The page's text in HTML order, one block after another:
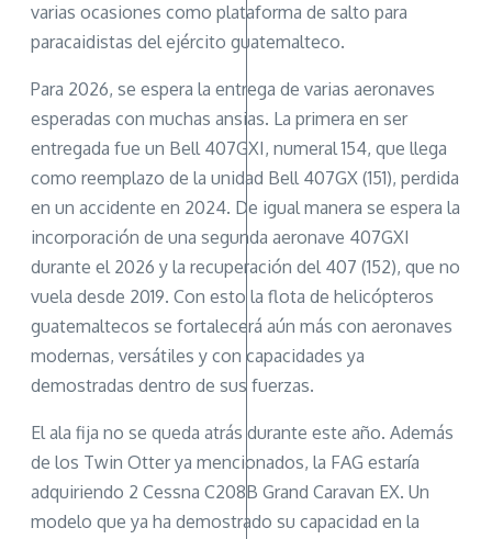
varias ocasiones como plataforma de salto para
paracaidistas del ejército guatemalteco.
Para 2026, se espera la entrega de varias aeronaves
esperadas con muchas ansias. La primera en ser
entregada fue un Bell 407GXI, numeral 154, que llega
como reemplazo de la unidad Bell 407GX (151), perdida
en un accidente en 2024. De igual manera se espera la
incorporación de una segunda aeronave 407GXI
durante el 2026 y la recuperación del 407 (152), que no
vuela desde 2019. Con esto la flota de helicópteros
guatemaltecos se fortalecerá aún más con aeronaves
modernas, versátiles y con capacidades ya
demostradas dentro de sus fuerzas.
El ala fija no se queda atrás durante este año. Además
de los Twin Otter ya mencionados, la FAG estaría
adquiriendo 2 Cessna C208B Grand Caravan EX. Un
modelo que ya ha demostrado su capacidad en la